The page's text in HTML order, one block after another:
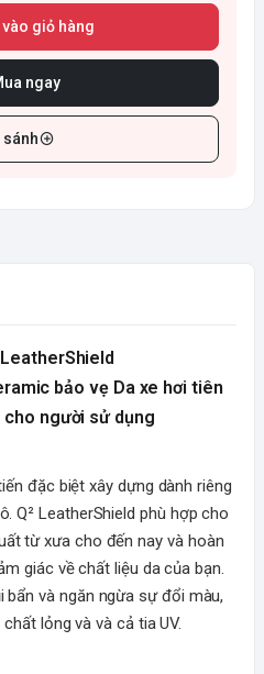
giỏ hàng
ngay
sánh
LeatherShield
bảo vẹ Da xe hơi tiên
người sử dụng
đặc biệt xây dựng dành riêng
Q² LeatherShield phù hợp cho
từ xưa cho đến nay và hoàn
giác về chất liệu da của bạn.
bẩn và ngăn ngừa sự đổi màu,
lỏng và và cả tia UV.